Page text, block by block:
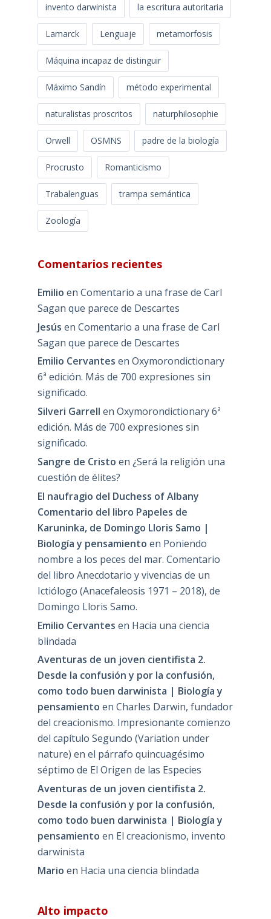
invento darwinista la escritura autoritaria
Lamarck Lenguaje metamorfosis
Máquina incapaz de distinguir
Máximo Sandín método experimental
naturalistas proscritos naturphilosophie
Orwell OSMNS padre de la biología
Procrusto Romanticismo
Trabalenguas trampa semántica
Zoología
Comentarios recientes
Emilio en Comentario a una frase de Carl
Sagan que parece de Descartes
Jesús en Comentario a una frase de Carl
Sagan que parece de Descartes
Emilio Cervantes en Oxymorondictionary
6ª edición. Más de 700 expresiones sin
significado.
Silveri Garrell en Oxymorondictionary 6ª
edición. Más de 700 expresiones sin
significado.
Sangre de Cristo en ¿Será la religión una
cuestión de élites?
El naufragio del Duchess of Albany
Comentario del libro Papeles de
Karuninka, de Domingo Lloris Samo |
Biología y pensamiento en Poniendo
nombre a los peces del mar. Comentario
del libro Anecdotario y vivencias de un
Ictiólogo (Anacefaleosis 1971 – 2018), de
Domingo Lloris Samo.
Emilio Cervantes en Hacia una ciencia
blindada
Aventuras de un joven cientifista 2.
Desde la confusión y por la confusión,
como todo buen darwinista | Biología y
pensamiento en Charles Darwin, fundador
del creacionismo. Impresionante comienzo
del capítulo Segundo (Variation under
nature) en el párrafo quincuagésimo
séptimo de El Origen de las Especies
Aventuras de un joven cientifista 2.
Desde la confusión y por la confusión,
como todo buen darwinista | Biología y
pensamiento en El creacionismo, invento
darwinista
Mario en Hacia una ciencia blindada
Alto impacto